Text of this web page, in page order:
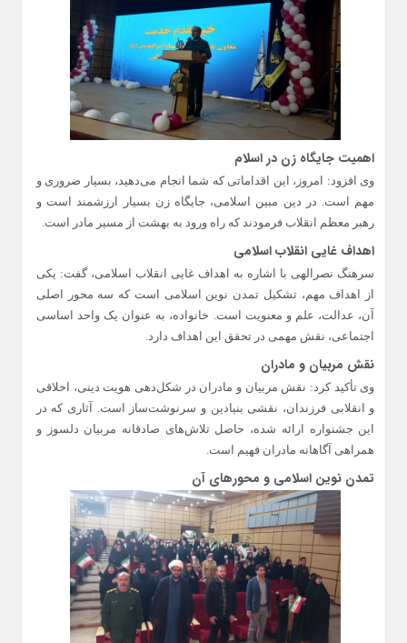
اهمیت جایگاه زن در اسلام
وی افزود: امروز، این اقداماتی که شما انجام می‌دهید، بسیار ضروری و
مهم است. در دین مبین اسلامی، جایگاه زن بسیار ارزشمند است و
رهبر معظم انقلاب فرمودند که راه ورود به بهشت از مسیر مادر است.
اهداف غایی انقلاب اسلامی
سرهنگ نصرالهی با اشاره به اهداف غایی انقلاب اسلامی، گفت: یکی
از اهداف مهم، تشکیل تمدن نوین اسلامی است که سه محور اصلی
آن، عدالت، علم و معنویت است. خانواده، به عنوان یک واحد اساسی
اجتماعی، نقش مهمی در تحقق این اهداف دارد.
نقش مربیان و مادران
وی تأکید کرد: نقش مربیان و مادران در شکل‌دهی هویت دینی، اخلاقی
و انقلابی فرزندان، نقشی بنیادین و سرنوشت‌ساز است. آثاری که در
این جشنواره ارائه شده، حاصل تلاش‌های صادقانه مربیان دلسوز و
همراهی آگاهانه مادران فهیم است.
تمدن نوین اسلامی و محورهای آن